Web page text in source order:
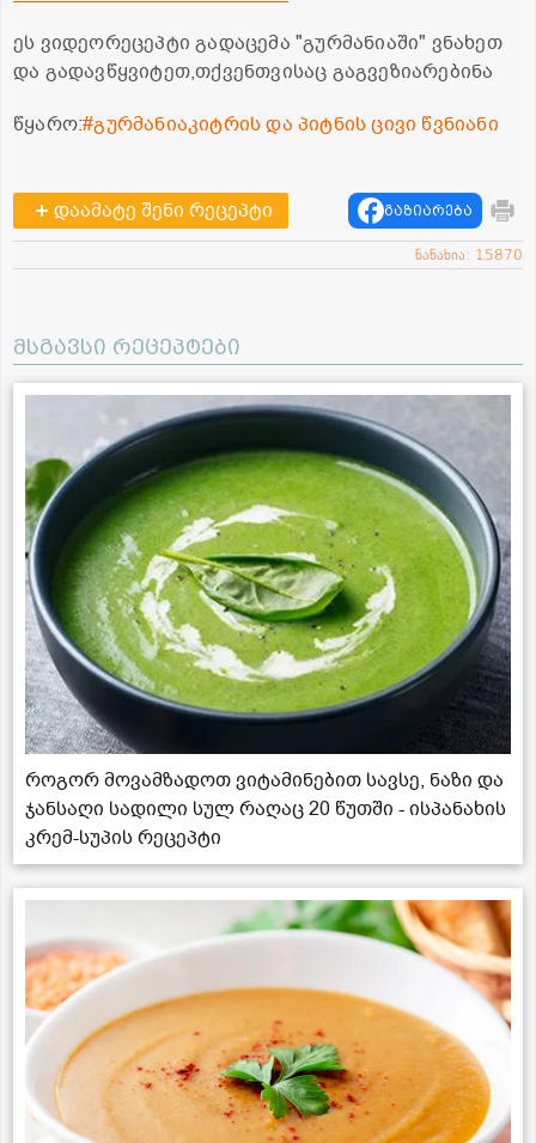
ეს ვიდეორეცეპტი გადაცემა "გურმანიაში" ვნახეთ
და გადავწყვიტეთ,თქვენთვისაც გაგვეზიარებინა
წყარო:#გურმანიაკიტრის და პიტნის ცივი წვნიანი
დაამატე შენი რეცეპტი გაზიარება
ნანახია: 15870
მსგავსი რეცეპტები
როგორ მოვამზადოთ ვიტამინებით სავსე, ნაზი და
ჯანსაღი სადილი სულ რაღაც 20 წუთში - ისპანახის
კრემ-სუპის რეცეპტი